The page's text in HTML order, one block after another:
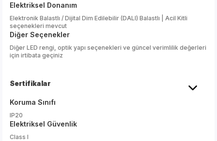
Elektriksel Donanım
Elektronik Balastlı / Dijital Dim Edilebilir (DALI) Balastlı | Acil Kitli
seçenekleri mevcut
Diğer Seçenekler
Diğer LED rengi, optik yapı seçenekleri ve güncel verimlilik değerleri
için irtibata geçiniz
Sertifikalar
Koruma Sınıfı
IP20
Elektriksel Güvenlik
Class I